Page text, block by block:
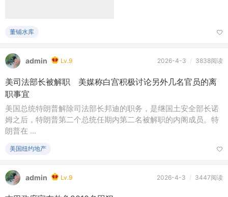
董铺水库
admin Lv.9 2026-4-3 / 3838阅读
美司法部长被解职 美媒称白宫积极讨论另外几名官员的离
职事宜
美国总统特朗普解除司法部长邦迪的职务，是继国土安全部长诺
姆之后，特朗普第二个总统任期内第二名被解职的内阁成员。特
朗普在 ...
美国纽约地产
admin Lv.9 2026-4-3 / 3447阅读